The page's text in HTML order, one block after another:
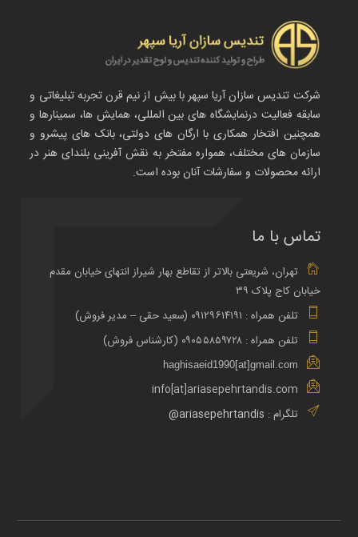
شرکت تندیس سازان آریا سپهر با بیش از نیم قرن تجربه تبلیغاتی و
سابقه فعالیت درنمایشگاه های بین المللی، همایش ها، سمینارها و
همچنین افتخار همکاری با ارگان های دولتی، بانک های پیشرو و
سازمان های مختلف، همواره مفتخر به نقش آفرینی بلندای هنر در
ارائه محصولات و سفارشات آنان بوده است.
تماس با ما
تهران، شریعتی بالاتر از تقاطع بهار شیراز انتهای خیابان مقدم
خیابان کاج پلاک ۳۹
تلفن همراه : ۰۹۱۲۹۶۱۴۱۹۱ (سعید حقی – مدیر فروش)
تلفن همراه : ۰۹۰۵۵۸۵۹۷۲۸ (کارشناس فروش)
haghisaeid1990[at]gmail.com
info[at]ariasepehrtandis.com
تلگرام : ariasepehrtandis@